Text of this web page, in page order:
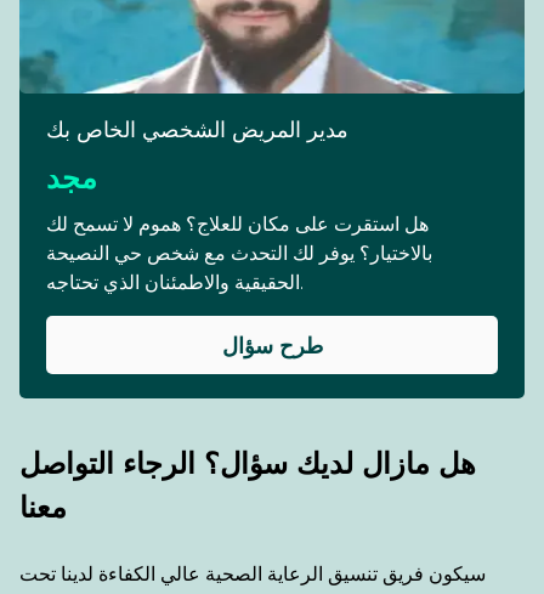
هل مازال لديك سؤال؟ الرجاء التواصل
معنا
سيكون فريق تنسيق الرعاية الصحية عالي الكفاءة لدينا تحت
مدير المريض الشخصي الخاص بك
مجد
هل استقرت على مكان للعلاج؟ هموم لا تسمح لك
بالاختيار؟ يوفر لك التحدث مع شخص حي النصيحة
الحقيقية والاطمئنان الذي تحتاجه.
طرح سؤال